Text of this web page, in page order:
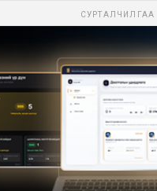
СУРТАЛЧИЛГАА